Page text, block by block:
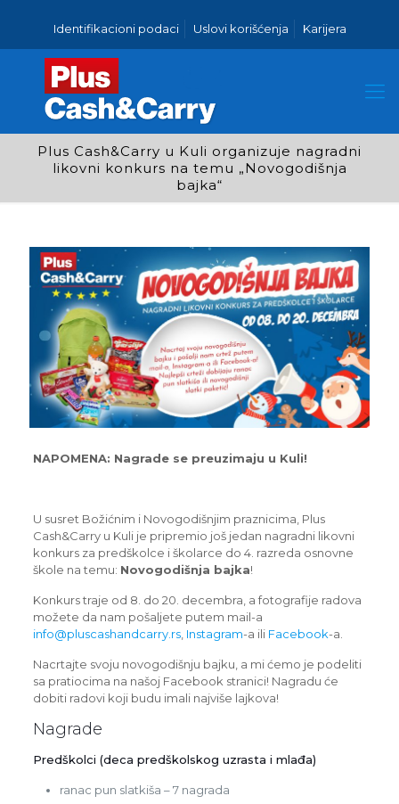
Identifikacioni podaci Uslovi korišćenja Karijera
Plus Cash&Carry u Kuli organizuje nagradni
likovni konkurs na temu „Novogodišnja
bajka“
NAPOMENA: Nagrade se preuzimaju u Kuli!
U susret Božićnim i Novogodišnjim praznicima, Plus
Cash&Carry u Kuli je pripremio još jedan nagradni likovni
konkurs za predškolce i školarce do 4. razreda osnovne
škole na temu: Novogodišnja bajka!
Konkurs traje od 8. do 20. decembra, a fotografije radova
možete da nam pošaljete putem mail-a
info@pluscashandcarry.rs, Instagram-a ili Facebook-a.
Nacrtajte svoju novogodišnju bajku, a mi ćemo je podeliti
sa pratiocima na našoj Facebook stranici! Nagradu će
dobiti radovi koji budu imali najviše lajkova!
Nagrade
Predškolci (deca predškolskog uzrasta i mlađa)
ranac pun slatkiša – 7 nagrada